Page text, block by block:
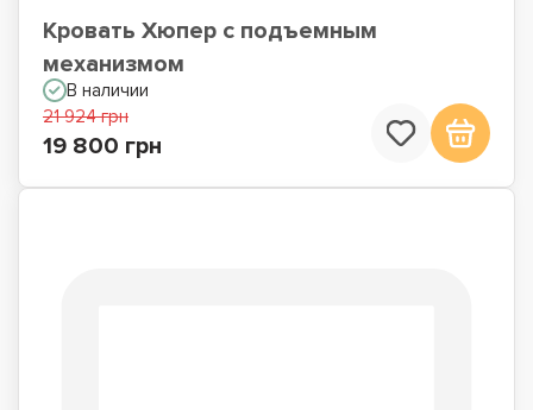
Кровать Хюпер с подъемным
механизмом
В наличии
21 924 грн
19 800 грн